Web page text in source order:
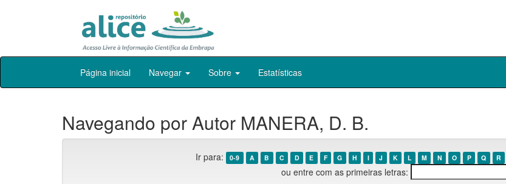
Skip
Página inicial Navegar Sobre Estatísticas
Navegando por Autor MANERA, D. B.
Ir para: 0-9 A B C D E F G H I J K L M N O P Q R
ou entre com as primeiras letras: